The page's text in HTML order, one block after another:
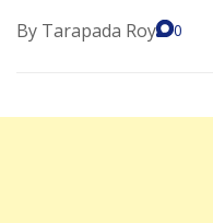
By Tarapada Roy 0